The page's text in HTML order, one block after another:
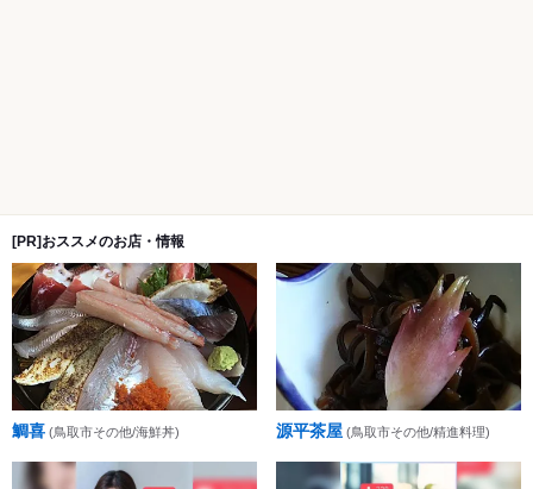
[PR]おススメのお店・情報
鯛喜 (鳥取市その他/海鮮丼) 源平茶屋 (鳥取市その他/精進料理)